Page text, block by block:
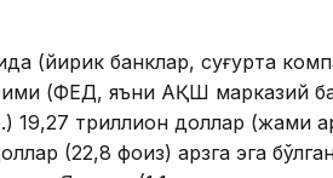
(йирик банклар, суғурта
(ФЕД, яъни АҚШ марказий
триллион доллар (жами
(22,8 фоиз) қарзга эга